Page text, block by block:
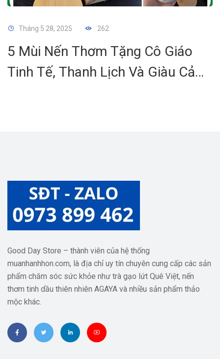
Tháng 5 28, 2025 262
5 Mùi Nến Thơm Tặng Cô Giáo
Tinh Tế, Thanh Lịch Và Giàu Cảm
Good Day Store – thành viên của hệ thống
muanhanhhon.com, là địa chỉ uy tín chuyên cung cấp các sản
phẩm chăm sóc sức khỏe như trà gạo lứt Quê Việt, nến
thơm tinh dầu thiên nhiên AGAYA và nhiều sản phẩm thảo
mộc khác.